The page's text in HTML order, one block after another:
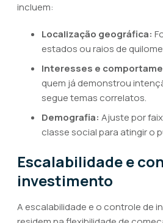
incluem:
Localização geográfica:
estados ou raios de
Interesses e
quem já demonstrou
segue temas correlatos.
Demografia: Ajuste por
classe social para atingir o
Escalabilidade e
investimento
A escalabilidade e o controle de